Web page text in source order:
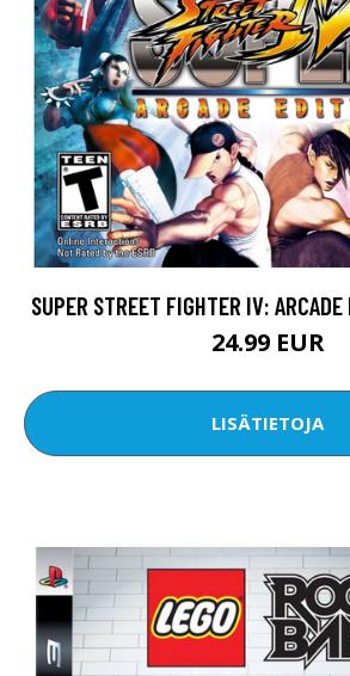
SUPER STREET FIGHTER IV:
24.99 EUR
LISÄTIETOJA